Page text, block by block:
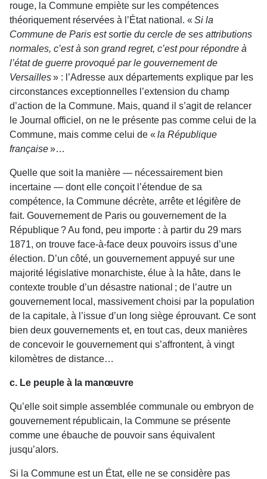
rouge, la Commune empiète sur les compétences
théoriquement réservées à l’État national. « Si la
Commune de Paris est sortie du cercle de ses attributions
normales, c’est à son grand regret, c’est pour répondre à
l’état de guerre provoqué par le gouvernement de
Versailles» : l’Adresse aux départements explique par les
circonstances exceptionnelles l’extension du champ
d’action de la Commune. Mais, quand il s’agit de relancer
le Journal officiel, on ne le présente pas comme celui de la
Commune, mais comme celui de « la République
française»…
Quelle que soit la manière — nécessairement bien
incertaine — dont elle conçoit l’étendue de sa
compétence, la Commune décrète, arrête et légifère de
fait. Gouvernement de Paris ou gouvernement de la
République ? Au fond, peu importe : à partir du 29 mars
1871, on trouve face-à-face deux pouvoirs issus d’une
élection. D’un côté, un gouvernement appuyé sur une
majorité législative monarchiste, élue à la hâte, dans le
contexte trouble d’un désastre national ; de l’autre un
gouvernement local, massivement choisi par la population
de la capitale, à l’issue d’un long siège éprouvant. Ce sont
bien deux gouvernements et, en tout cas, deux manières
de concevoir le gouvernement qui s’affrontent, à vingt
kilomètres de distance…
c. Le peuple à la manœuvre
Qu’elle soit simple assemblée communale ou embryon de
gouvernement républicain, la Commune se présente
comme une ébauche de pouvoir sans équivalent
jusqu’alors.
Si la Commune est un État, elle ne se considère pas